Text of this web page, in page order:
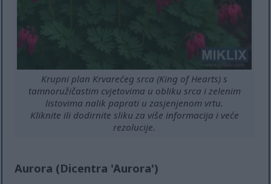
Krupni plan Krvarećeg srca (King of Hearts) s
tamnoružičastim cvjetovima u obliku srca i zelenim
listovima nalik paprati u zasjenjenom vrtu.
Kliknite ili dodirnite sliku za više informacija i veće
rezolucije.
Aurora (Dicentra 'Aurora')